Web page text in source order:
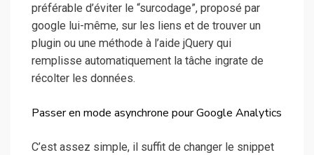
préférable d’éviter le “surcodage”, proposé par
google lui-même, sur les liens et de trouver un
plugin ou une méthode à l’aide jQuery qui
remplisse automatiquement la tâche ingrate de
récolter les données.
Passer en mode asynchrone pour Google Analytics
C’est assez simple, il suffit de changer le snippet